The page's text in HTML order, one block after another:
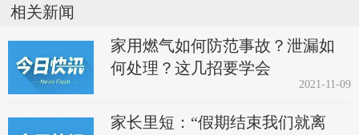
相关新闻
家用燃气如何防范事故？泄漏如
何处理？这几招要学会
2021-11-09
家长里短：“假期结束我们就离